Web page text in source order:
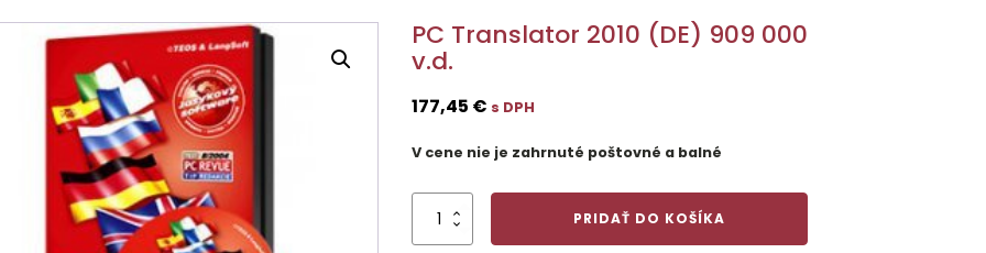
PC Translator 2010 (DE) 909 000
v.d.
177,45 € s DPH
V cene nie je zahrnuté poštovné a balné
množstvo
PRIDAŤ DO KOŠÍKA